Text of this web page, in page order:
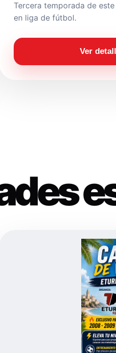
Tercera temporada de
en liga de fútbol.
Ver